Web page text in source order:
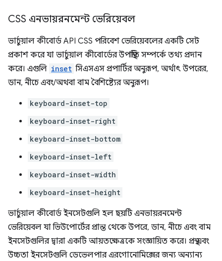
CSS এনভায়রনমেন্ট ভেরিয়েবল
ভার্চুয়াল কীবোর্ড API CSS পরিবেশ ভেরিয়েবলের একটি সেট
প্রকাশ করে যা ভার্চুয়াল কীবোর্ডের উপস্থিতি সম্পর্কে তথ্য প্রদান
করে। এগুলি inset সিএসএস প্রপার্টির অনুরূপ, অর্থাৎ উপরের,
ডান, নীচে এবং/অথবা বাম বৈশিষ্ট্যের অনুরূপ।
keyboard-inset-top
keyboard-inset-right
keyboard-inset-bottom
keyboard-inset-left
keyboard-inset-width
keyboard-inset-height
ভার্চুয়াল কীবোর্ড ইনসেটগুলি হল ছয়টি এনভায়রনমেন্ট
ভেরিয়েবল যা ভিউপোর্টের প্রান্ত থেকে উপরে, ডান, নীচে এবং বাম
ইনসেটগুলির দ্বারা একটি আয়তক্ষেত্রকে সংজ্ঞায়িত করে। প্রস্থ এবং
উচ্চতা ইনসেটগুলি ডেভেলপার এরগোনোমিক্সের জন্য অন্যান্য